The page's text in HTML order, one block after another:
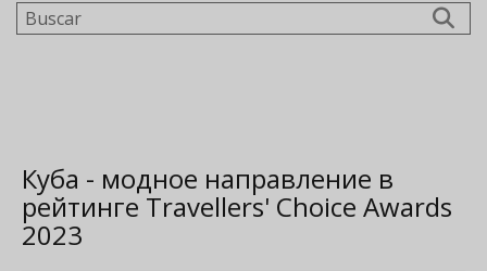
Buscar
Куба - модное направление в
рейтинге Travellers' Choice Awards
2023